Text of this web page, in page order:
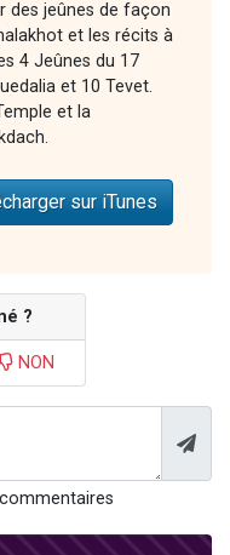
des jeûnes de façon
et les récits à
4 Jeûnes du 17
et 10 Tevet.
et la
sur iTunes
?
NON